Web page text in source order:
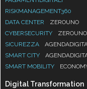
RISKMANAGEMENT360
DATA CENTER
ZEROUNO
CYBERSECURITY
ZEROUNO
SICUREZZA
SMART CITY
SMART MOBILITY
Digital Transformation